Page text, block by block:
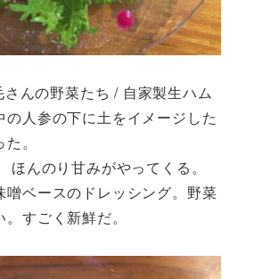
んの野菜たち / 自家製生ハム
の人参の下に土をイメージした
。
ほんのり甘みがやってくる。
噌ベースのドレッシング。野菜
すごく新鮮だ。